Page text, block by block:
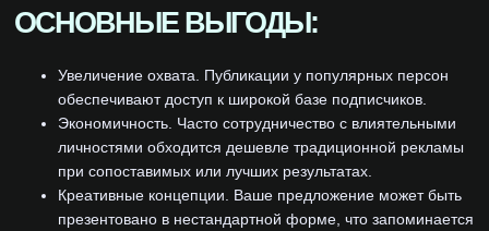
ОСНОВНЫЕ ВЫГОДЫ:
Увеличение охвата. Публикации у популярных персон
обеспечивают доступ к широкой базе подписчиков.
Экономичность. Часто сотрудничество с влиятельными
личностями обходится дешевле традиционной рекламы
при сопоставимых или лучших результатах.
Креативные концепции. Ваше предложение может быть
презентовано в нестандартной форме, что запоминается